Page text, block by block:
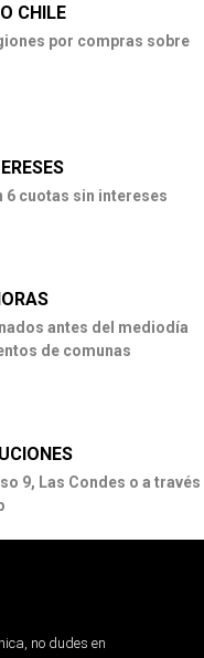
CHILE
por compras sobre
6 cuotas sin intereses
antes del mediodía
de comunas
9, Las Condes o a través
no dudes en